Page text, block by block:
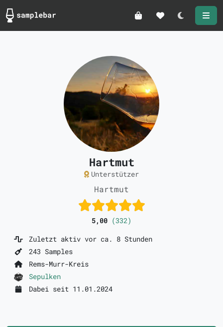
Darkmode
Hartmut
Unterstützer
Hartmut
5,00 (332)
Zuletzt aktiv vor ca. 8 Stunden
243 Samples
Rems-Murr-Kreis
Sepulken
Dabei seit 11.01.2024